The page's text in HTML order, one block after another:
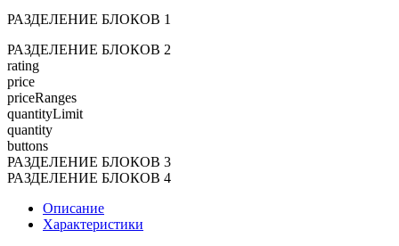
РАЗДЕЛЕНИЕ БЛОКОВ 1
РАЗДЕЛЕНИЕ БЛОКОВ 2
rating
price
priceRanges
quantityLimit
quantity
buttons
РАЗДЕЛЕНИЕ БЛОКОВ 3
РАЗДЕЛЕНИЕ БЛОКОВ 4
Описание
Характеристики